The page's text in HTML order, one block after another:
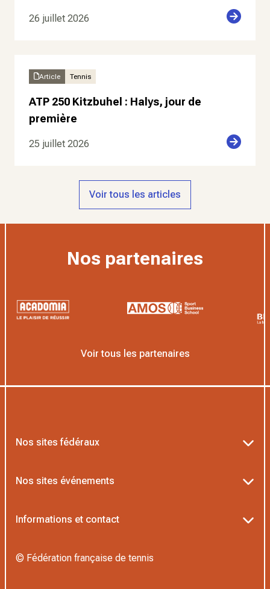
26 juillet 2026
Article Tennis
ATP 250 Kitzbuhel : Halys, jour de
première
25 juillet 2026
Voir tous les articles
Nos partenaires
Voir tous les partenaires
Nos sites fédéraux
L’Institut Formation Tennis
Nos sites événements
Informations et contact
© Fédération française de tennis